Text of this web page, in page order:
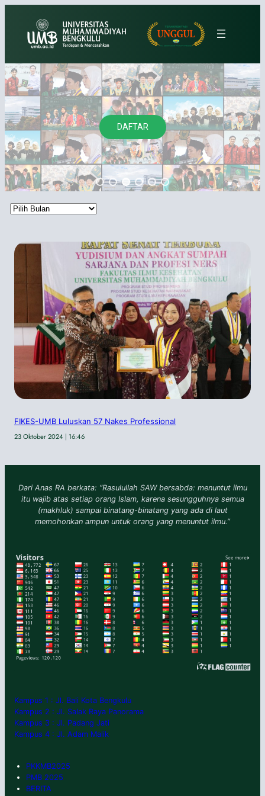
konten
DAFTAR
Arsip
FIKES-UMB Luluskan 57 Nakes Professional
23 Oktober 2024 | 16:46
Dari Anas RA berkata: “Rasulullah SAW bersabda: menuntut ilmu
itu wajib atas setiap orang Islam, karena sesungguhnya semua
(makhluk) sampai binatang-binatang yang ada di laut
memohonkan ampun untuk orang yang menuntut ilmu.”
Kampus 1 : Jl. Bali Kota Bengkulu
Kampus 2 : Jl. Salak Raya Panorama
Kampus 3 : Jl. Padang Jati
Kampus 4 : Jl. Adam Malik
PKKMB2025
PMB 2025
BERITA